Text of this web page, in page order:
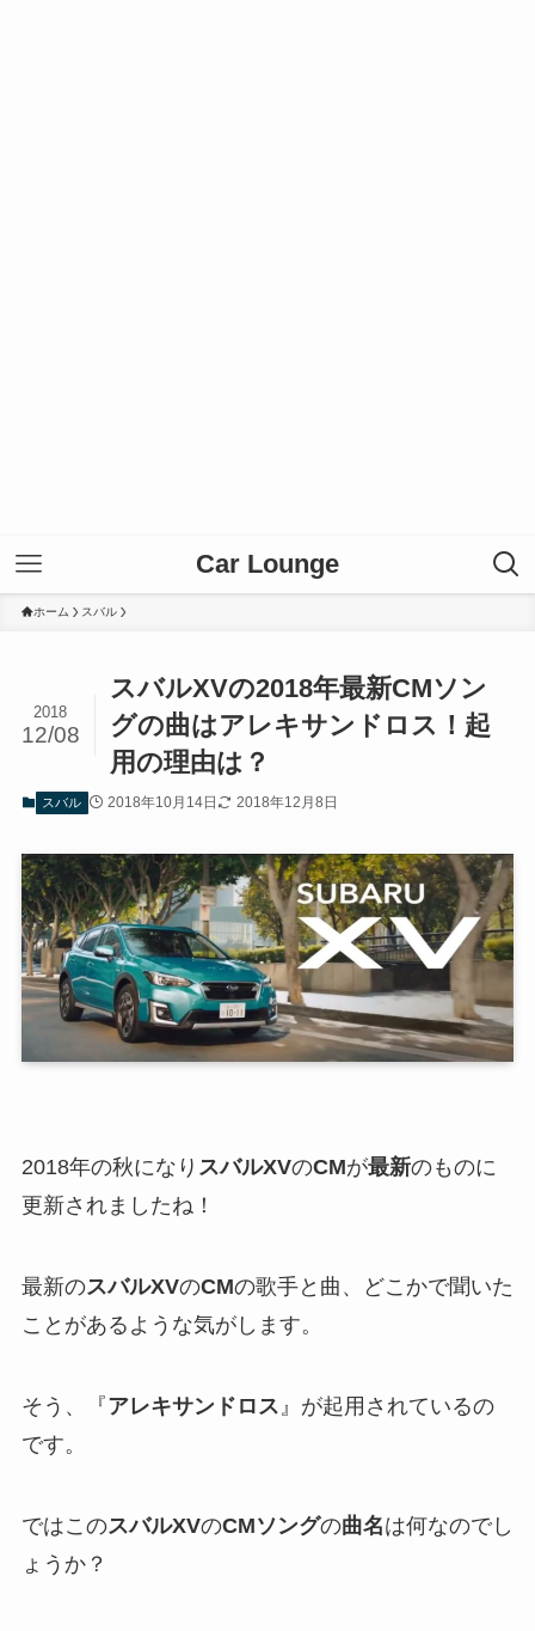
Car Lounge
ホーム スバル
スバルXVの2018年最新CMソン
グの曲はアレキサンドロス！起
用の理由は？
2018
12/08
スバル 2018年10月14日 2018年12月8日
2018年の秋になり スバルXVのCMが最新のものに
更新されましたね！
最新のスバルXVのCMの歌手と曲、どこかで聞いた
ことがあるような気がします。
そう、『アレキサンドロス 』が起用されているの
です。
ではこのスバルXVのCMソングの曲名は何なのでし
ょうか？